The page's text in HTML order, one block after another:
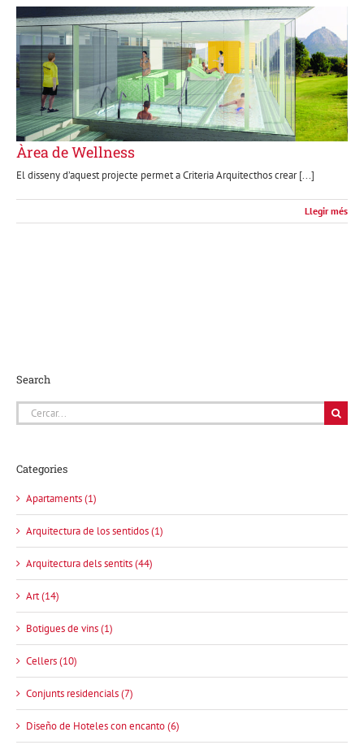
Àrea de Wellness
El disseny d’aquest projecte permet a Criteria Arquitecthos crear [...]
Llegir més
Search
Cerca
…
Categories
Apartaments (1)
Arquitectura de los sentidos (1)
Arquitectura dels sentits (44)
Art (14)
Botigues de vins (1)
Cellers (10)
Conjunts residencials (7)
Diseño de Hoteles con encanto (6)